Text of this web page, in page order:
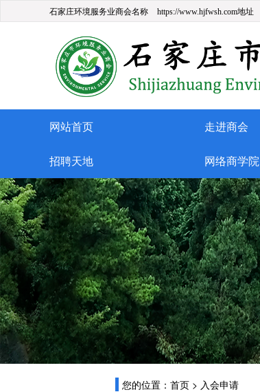
石家庄环境服务业商会名称 https://www.hjfwsh.com地址
网站首页 走进商会
招聘天地 网络商学院
您的位置： 首页 > 入会申请